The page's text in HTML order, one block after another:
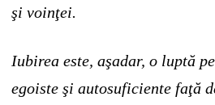
şi voinţei.
Iubirea este, aşadar, o luptă
egoiste şi autosuficiente faţă